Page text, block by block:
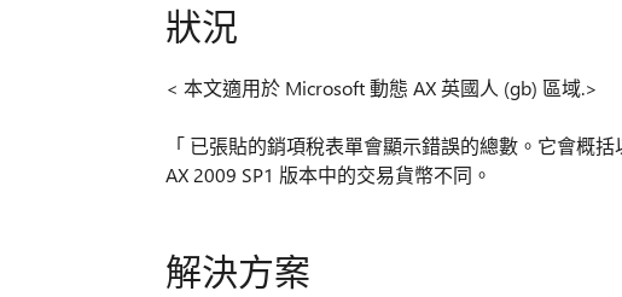
狀況
< 本文適用於 Microsoft 動態 AX 英國人 (gb) 區域.>
「 已張貼的銷項稅表單會顯示錯誤的總數。它會概
AX 2009 SP1 版本中的交易貨幣不同。
解決方案